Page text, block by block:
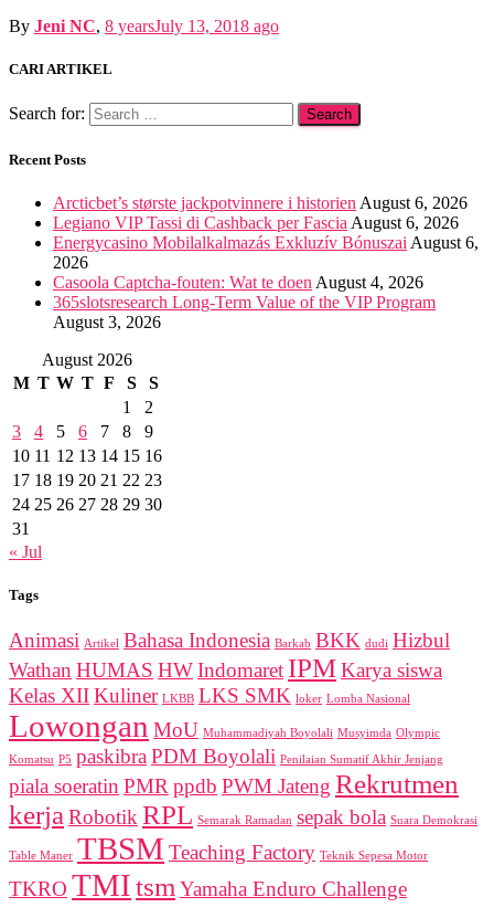
By Jeni NC, 8 yearsJuly 13, 2018 ago
CARI ARTIKEL
Search for:
Recent Posts
Arcticbet’s største jackpotvinnere i historien August 6, 2026
Legiano VIP Tassi di Cashback per Fascia August 6, 2026
Energycasino Mobilalkalmazás Exkluzív Bónuszai August 6,
2026
Casoola Captcha-fouten: Wat te doen August 4, 2026
365slotsresearch Long-Term Value of the VIP Program
August 3, 2026
August 2026
M T W T F S
S
1
2
3
4 5 6 7 8
9
10 11 12 13 14 15 16
17 18 19 20 21 22 23
24 25 26 27 28 29 30
31
« Jul
Tags
Animasi Artikel Bahasa Indonesia Barkab BKK dudi Hizbul
Wathan HUMAS HWIndomaret IPMKarya siswa
Kelas XIIKuliner LKBB LKS SMK loker Lomba Nasional
Lowongan MoU Muhammadiyah Boyolali Musyimda Olympic
Komatsu P5 paskibra PDM Boyolali Penilaian Sumatif Akhir Jenjang
piala soeratin PMR ppdb PWM Jateng Rekrutmen
kerja Robotik RPL Semarak Ramadan sepak bola Suara Demokrasi
Table Maner TBSM Teaching Factory Teknik Sepesa Motor
TKRO TMItsm Yamaha Enduro Challenge